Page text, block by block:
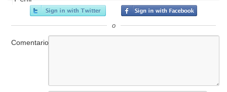
o
Comentario